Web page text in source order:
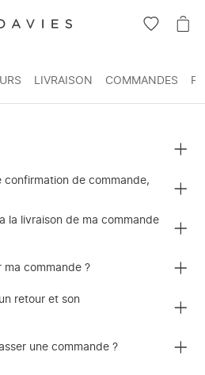
VOIR
LA
LE
LIVRAISON COMMANDES
de commande,
la livraison de ma commande
ma commande ?
retour et son
une commande ?